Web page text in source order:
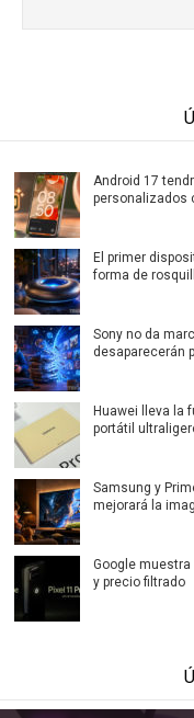
Android 17
personalizados
El primer
forma de
Sony no da
desaparecerán
Huawei lleva la
portátil
Samsung y
mejorará la
Google muestra
y precio filtrado